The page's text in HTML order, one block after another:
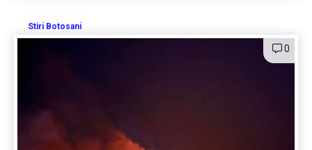
Stiri Botosani
0